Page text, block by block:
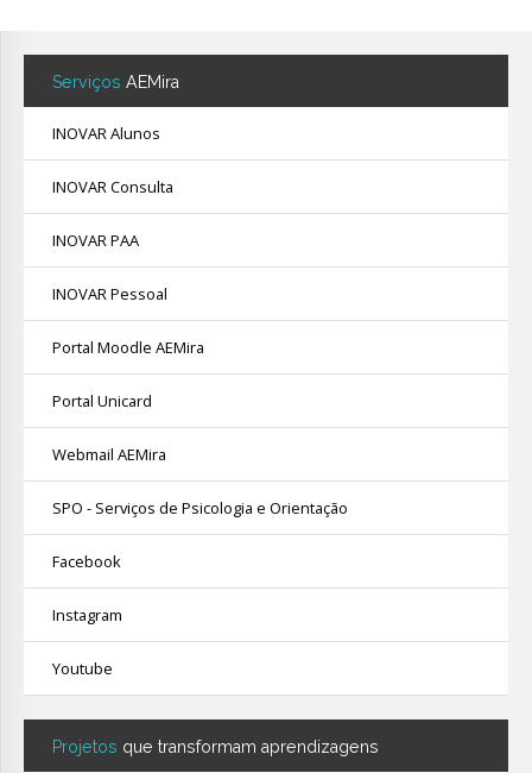
Serviços AEMira
INOVAR Alunos
INOVAR Consulta
INOVAR PAA
INOVAR Pessoal
Portal Moodle AEMira
Portal Unicard
Webmail AEMira
SPO - Serviços de Psicologia e Orientação
Facebook
Instagram
Youtube
Projetos que transformam aprendizagens